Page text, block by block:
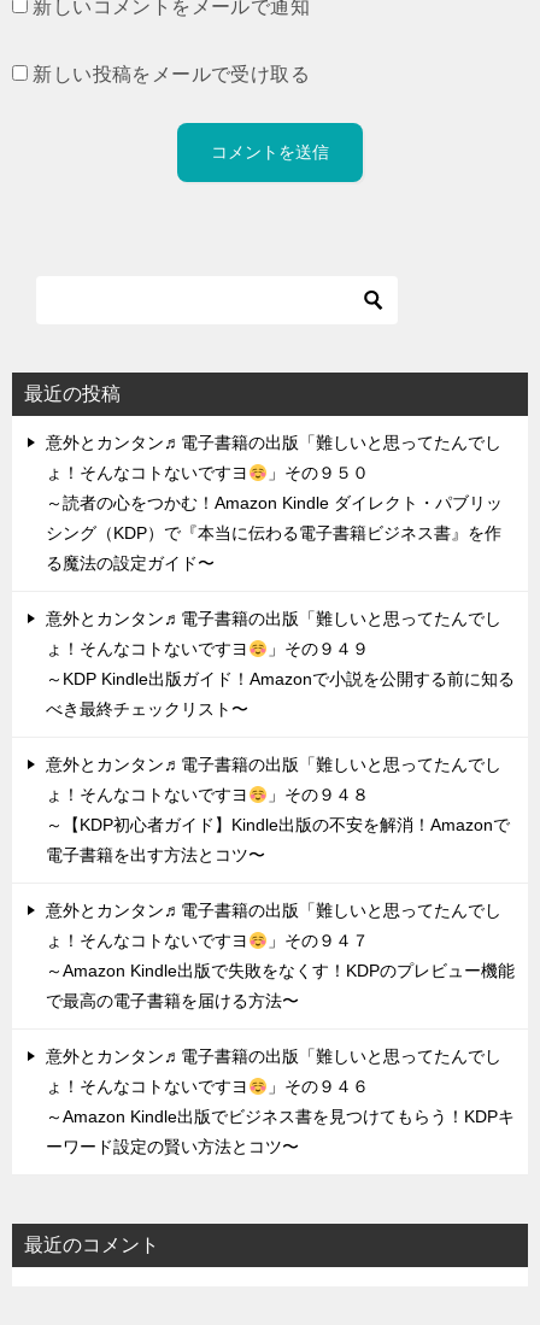
新しいコメントをメールで通知
新しい投稿をメールで受け取る
最近の投稿
意外とカンタン♬電子書籍の出版「難しいと思ってたんでし
ょ！そんなコトないですヨ
」その９５０
～読者の心をつかむ！Amazon Kindle ダイレクト・パブリッ
シング（KDP）で『本当に伝わる電子書籍ビジネス書』を作
る魔法の設定ガイド〜
意外とカンタン♬電子書籍の出版「難しいと思ってたんでし
ょ！そんなコトないですヨ
」その９４９
～KDP Kindle出版ガイド！Amazonで小説を公開する前に知る
べき最終チェックリスト〜
意外とカンタン♬電子書籍の出版「難しいと思ってたんでし
ょ！そんなコトないですヨ
」その９４８
～【KDP初心者ガイド】Kindle出版の不安を解消！Amazonで
電子書籍を出す方法とコツ〜
意外とカンタン♬電子書籍の出版「難しいと思ってたんでし
ょ！そんなコトないですヨ
」その９４７
～Amazon Kindle出版で失敗をなくす！KDPのプレビュー機能
で最高の電子書籍を届ける方法〜
意外とカンタン♬電子書籍の出版「難しいと思ってたんでし
ょ！そんなコトないですヨ
」その９４６
～Amazon Kindle出版でビジネス書を見つけてもらう！KDPキ
ーワード設定の賢い方法とコツ〜
最近のコメント